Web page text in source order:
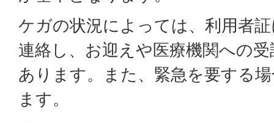
ケガの状況によっては、利用者
連絡し、お迎えや医療機関への
あります。また、緊急を要する
ます。